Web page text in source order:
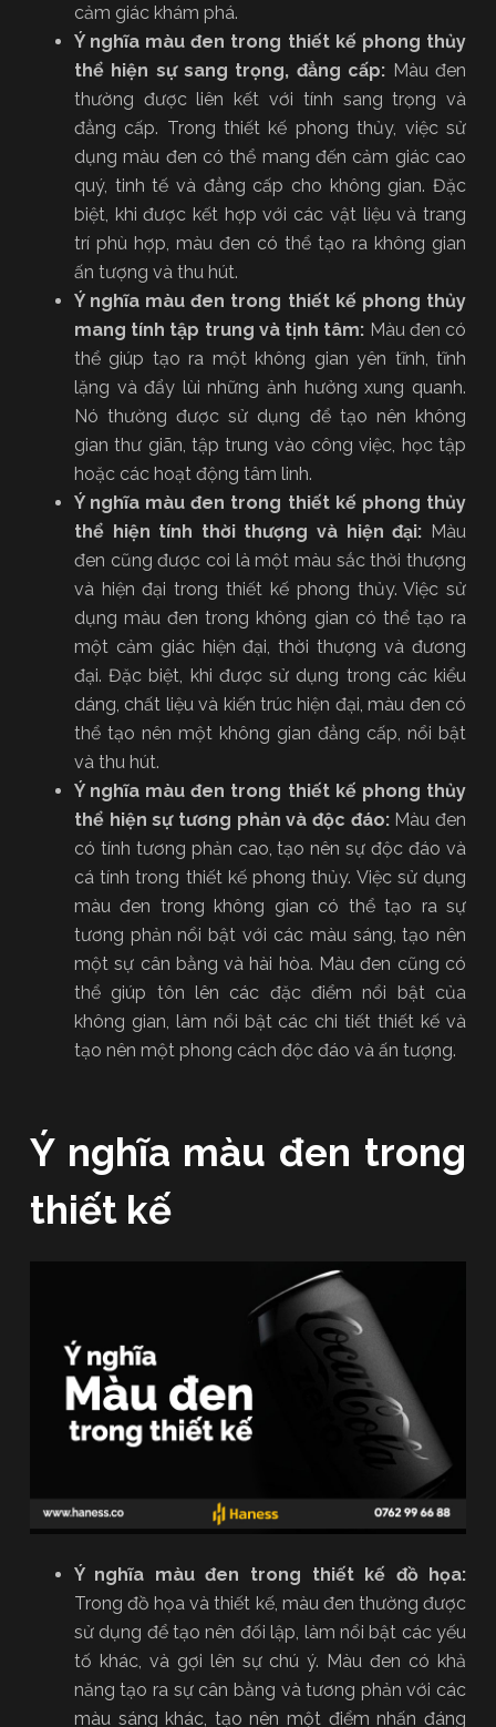
cảm giác khám phá.
Ý nghĩa màu đen trong thiết kế phong thủy
thể hiện sự sang trọng, đẳng cấp: Màu đen
thường được liên kết với tính sang trọng và
đẳng cấp. Trong thiết kế phong thủy, việc sử
dụng màu đen có thể mang đến cảm giác cao
quý, tinh tế và đẳng cấp cho không gian. Đặc
biệt, khi được kết hợp với các vật liệu và trang
trí phù hợp, màu đen có thể tạo ra không gian
ấn tượng và thu hút.
Ý nghĩa màu đen trong thiết kế phong thủy
mang tính tập trung và tịnh tâm: Màu đen có
thể giúp tạo ra một không gian yên tĩnh, tĩnh
lặng và đẩy lùi những ảnh hưởng xung quanh.
Nó thường được sử dụng để tạo nên không
gian thư giãn, tập trung vào công việc, học tập
hoặc các hoạt động tâm linh.
Ý nghĩa màu đen trong thiết kế phong thủy
thể hiện tính thời thượng và hiện đại: Màu
đen cũng được coi là một màu sắc thời thượng
và hiện đại trong thiết kế phong thủy. Việc sử
dụng màu đen trong không gian có thể tạo ra
một cảm giác hiện đại, thời thượng và đương
đại. Đặc biệt, khi được sử dụng trong các kiểu
dáng, chất liệu và kiến trúc hiện đại, màu đen có
thể tạo nên một không gian đẳng cấp, nổi bật
và thu hút.
Ý nghĩa màu đen trong thiết kế phong thủy
thể hiện sự tương phản và độc đáo: Màu đen
có tính tương phản cao, tạo nên sự độc đáo và
cá tính trong thiết kế phong thủy. Việc sử dụng
màu đen trong không gian có thể tạo ra sự
tương phản nổi bật với các màu sáng, tạo nên
một sự cân bằng và hài hòa. Màu đen cũng có
thể giúp tôn lên các đặc điểm nổi bật của
không gian, làm nổi bật các chi tiết thiết kế và
tạo nên một phong cách độc đáo và ấn tượng.
Ý nghĩa màu đen trong
thiết kế
Ý nghĩa màu đen trong thiết kế đồ họa:
Trong đồ họa và thiết kế, màu đen thường được
sử dụng để tạo nên đối lập, làm nổi bật các yếu
tố khác, và gợi lên sự chú ý. Màu đen có khả
năng tạo ra sự cân bằng và tương phản với các
màu sáng khác, tạo nên một điểm nhấn đáng